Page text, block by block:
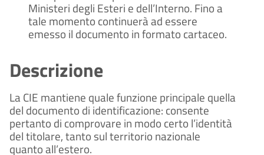
Ministeri degli Esteri e dell’Interno. Fino a
tale momento continuerà ad essere
emesso il documento in formato cartaceo.
Descrizione
La CIE mantiene quale funzione principale quella
del documento di identificazione: consente
pertanto di comprovare in modo certo l’identità
del titolare, tanto sul territorio nazionale
quanto all’estero.